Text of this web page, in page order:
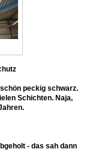
peckig schwarz.
Schichten. Naja,
- das sah dann